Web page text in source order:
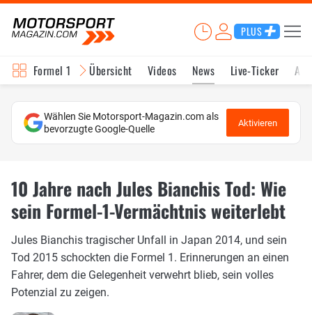
PLUS
Formel 1 Übersicht Videos News Live-Ticker
Wählen Sie Motorsport-Magazin.com als
bevorzugte Google-Quelle
Aktivieren
10 Jahre nach Jules Bianchis Tod: Wie
sein Formel-1-Vermächtnis weiterlebt
Jules Bianchis tragischer Unfall in Japan 2014, und sein
Tod 2015 schockten die Formel 1. Erinnerungen an einen
Fahrer, dem die Gelegenheit verwehrt blieb, sein volles
Potenzial zu zeigen.